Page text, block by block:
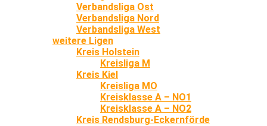
Verbandsliga Ost
Verbandsliga Nord
Verbandsliga West
weitere Ligen
Kreis Holstein
Kreisliga M
Kreis Kiel
Kreisliga MO
Kreisklasse A – NO1
Kreisklasse A – NO2
Kreis Rendsburg-Eckernförde